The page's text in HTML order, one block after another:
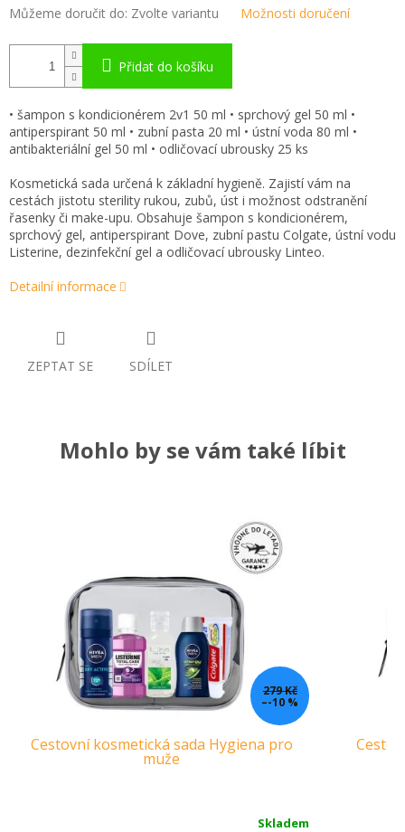
Můžeme doručit do: Zvolte variantu Možnosti doručení
Přidat do košíku
• šampon s kondicionérem 2v1 50 ml • sprchový gel 50 ml •
antiperspirant 50 ml • zubní pasta 20 ml • ústní voda 80 ml •
antibakteriální gel 50 ml • odličovací ubrousky 25 ks
Kosmetická sada určená k základní hygieně. Zajistí vám na
cestách jistotu sterility rukou, zubů, úst i možnost odstranění
řasenky či make-upu. Obsahuje šampon s kondicionérem,
sprchový gel, antiperspirant Dove, zubní pastu Colgate, ústní vodu
Listerine, dezinfekční gel a odličovací ubrousky Linteo.
Detailní informace
ZEPTAT SE SDÍLET
Mohlo by se vám také líbit
279 Kč
–-10 %
Cestovní kosmetická sada Hygiena pro
muže
Skladem